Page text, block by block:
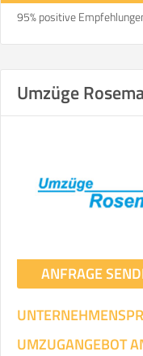
95% positive
Umzüge
ANFRAGE
UMZUGANGEBOT